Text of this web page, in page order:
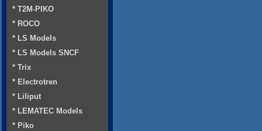
* T2M-PIKO
* ROCO
* LS Models
* LS Models SNCF
* Trix
* Electrotren
* Liliput
* LEMATEC Models
* Piko